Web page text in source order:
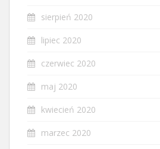
sierpień 2020
lipiec 2020
czerwiec 2020
maj 2020
kwiecień 2020
marzec 2020